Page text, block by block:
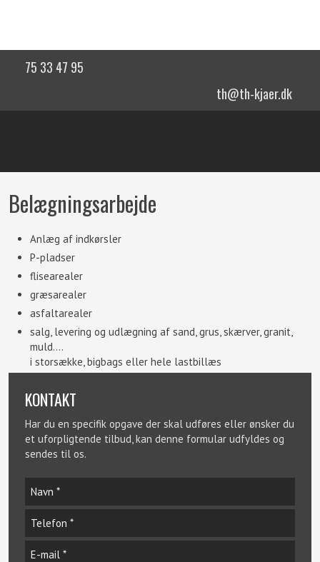
75 33 47 95
th@th-kjaer.dk
Belægningsarbejde
Anlæg af indkørsler
P-pladser
flisearealer
græsarealer
asfaltarealer
salg, levering og udlægning af sand, grus, skærver, granit,
muld....
i storsække, bigbags eller hele lastbillæs
KONTAKT​
Har du en specifik opgave der skal udføres eller ønsker du
et uforpligtende tilbud, kan denne formular udfyldes og
sendes til os.